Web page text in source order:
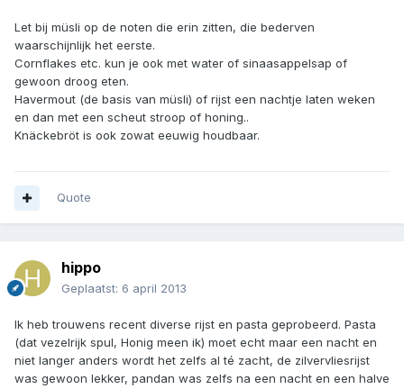
Let bij müsli op de noten die erin zitten, die bederven
waarschijnlijk het eerste.
Cornflakes etc. kun je ook met water of sinaasappelsap of
gewoon droog eten.
Havermout (de basis van müsli) of rijst een nachtje laten weken
en dan met een scheut stroop of honing..
Knäckebröt is ook zowat eeuwig houdbaar.
Quote
hippo
Geplaatst: 6 april 2013
Ik heb trouwens recent diverse rijst en pasta geprobeerd. Pasta
(dat vezelrijk spul, Honig meen ik) moet echt maar een nacht en
niet langer anders wordt het zelfs al té zacht, de zilvervliesrijst
was gewoon lekker, pandan was zelfs na een nacht en een halve